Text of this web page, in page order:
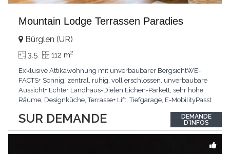
Mountain Lodge Terrassen Paradies
SUR DEMANDE
Bürglen (UR)
3.5 112 m2
Exklusive Attikawohnung mit unverbaubarer BergsichtWE-
FACTS+ Sonnig, zentral, ruhig, voll erschlossen, unverbaubare
Aussicht+ Echter Landhaus-Dielen Eichen-Parkett, sehr hohe
Räume, Designküche, Terrasse+ Lift, Tiefgarage, E-MobilityPasst
ArchitekturKLARTEXT: Grosszügig, sonnig und kompromisslos
hochwertig mit Logenplatz.Interessiert?...
DEMANDE
D'INFOS